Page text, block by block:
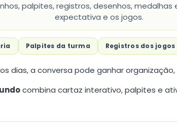
palpites, registros, desenhos,
expectativa e os jogos.
Palpites da turma Registros dos jogos
dias, a conversa pode ganhar
combina cartaz interativo, palpites e